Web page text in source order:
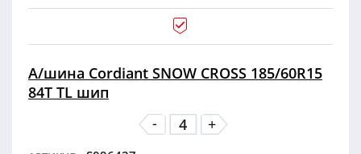
А/шина Cordiant SNOW CROSS 185/60R15
84T TL шип
-
+